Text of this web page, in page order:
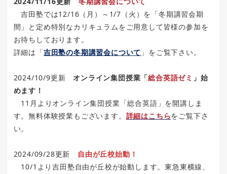
吉田塾では12/16（月）～1/7（火）を「冬期講習会期
間」と定め特別なカリキュラムをご用意して皆様の参加を
お待ちしております。
詳細は「吉田塾の冬期講習会について 」をご覧下さい。
2024/10/9更新オンライン集団授業「総合英語ゼミ 」始
めます！
11月よりオンライン集団授業「総合英語」を開講しま
す。無料体験授業もございます。 詳細はこちらをご覧下さ
い。
2024/09/28更新
自由が丘校始動！
10/1より吉田塾自由が丘校が始動します。東急東横線、